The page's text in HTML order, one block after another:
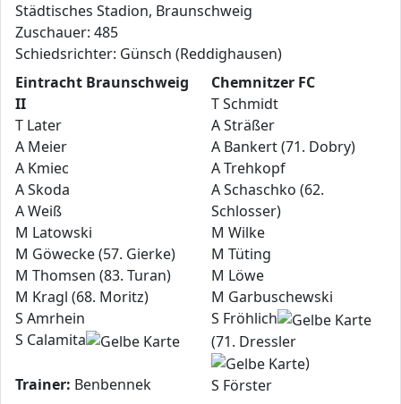
Städtisches Stadion, Braunschweig
Zuschauer: 485
Schiedsrichter: Günsch (Reddighausen)
Eintracht Braunschweig
II
T Later
A Meier
A Kmiec
A Skoda
A Weiß
M Latowski
M Göwecke (57. Gierke)
M Thomsen (83. Turan)
M Kragl (68. Moritz)
S Amrhein
S Calamita
Trainer: Benbennek
Chemnitzer FC
T Schmidt
A Sträßer
A Bankert (71. Dobry)
A Trehkopf
A Schaschko (62.
Schlosser)
M Wilke
M Tüting
M Löwe
M Garbuschewski
S Fröhlich
(71. Dressler
)
S Förster